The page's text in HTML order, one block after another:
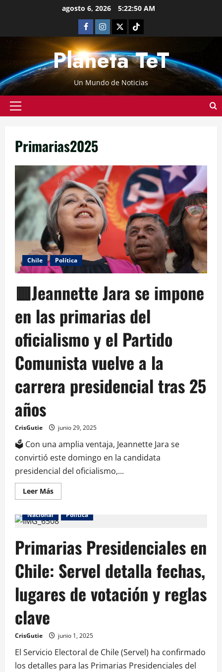
agosto 6, 2026 5:22:50 AM
Planeta TeT
Un Mundo de Noticias
Primarias2025
Chile Política
🟥Jeannette Jara se impone
en las primarias del
oficialismo y el Partido
Comunista vuelve a la
carrera presidencial tras 25
años
CrisGutie junio 29, 2025
🗳️ Con una amplia ventaja, Jeannette Jara se
convirtió este domingo en la candidata
presidencial del oficialismo,...
Leer Más
Nacional Política
Primarias Presidenciales en
Chile: Servel detalla fechas,
lugares de votación y reglas
clave
CrisGutie junio 1, 2025
El Servicio Electoral de Chile (Servel) ha confirmado
los detalles para las Primarias Presidenciales del